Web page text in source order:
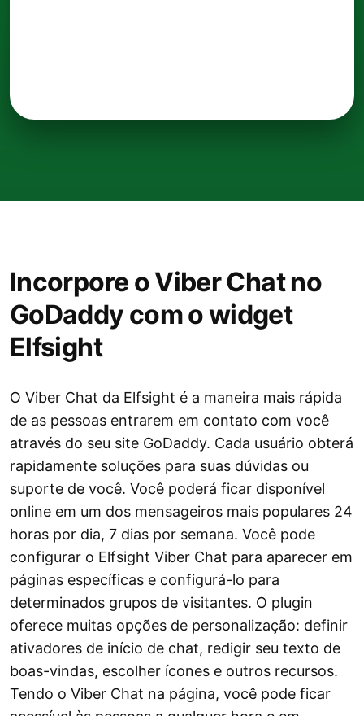
Incorpore o Viber Chat no
GoDaddy com o widget
Elfsight
O Viber Chat da Elfsight é a maneira mais rápida
de as pessoas entrarem em contato com você
através do seu site GoDaddy. Cada usuário obterá
rapidamente soluções para suas dúvidas ou
suporte de você. Você poderá ficar disponível
online em um dos mensageiros mais populares 24
horas por dia, 7 dias por semana. Você pode
configurar o Elfsight Viber Chat para aparecer em
páginas específicas e configurá-lo para
determinados grupos de visitantes. O plugin
oferece muitas opções de personalização: definir
ativadores de início de chat, redigir seu texto de
boas-vindas, escolher ícones e outros recursos.
Tendo o Viber Chat na página, você pode ficar